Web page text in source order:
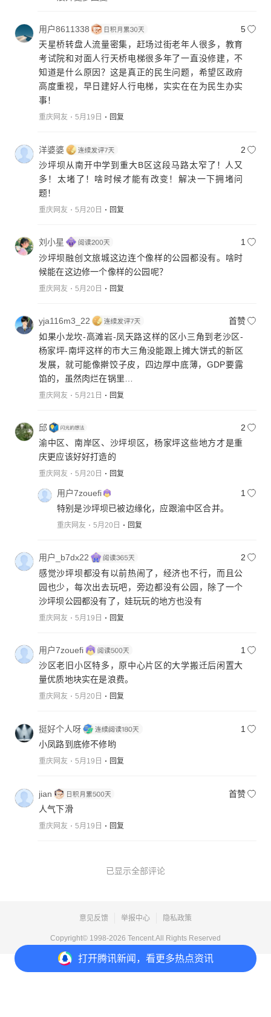
打开腾讯新闻，看更多热点资讯
用户8611338
5
天星桥转盘人流量密集，赶场过街老年人很多，教育
考试院和对面人行天桥电梯很多年了一直没修建，不
知道是什么原因？这是真正的民生问题，希望区政府
高度重视，早日建好人行电梯，实实在在为民生办实
事！
重庆网友 5月19日 回复
洋婆婆
2
沙坪坝从南开中学到重大B区这段马路太窄了！人又
多！太堵了！啥时候才能有改变！解决一下拥堵问
题！
重庆网友 5月20日 回复
刘小星
1
沙坪坝融创文旅城这边连个像样的公园都没有。啥时
候能在这边修一个像样的公园呢？
重庆网友 5月20日 回复
yja116m3_22
首赞
如果小龙坎-高滩岩-凤天路这样的区小三角到老沙区-
杨家坪-南坪这样的市大三角没能跟上摊大饼式的新区
发展，就可能像擀饺子皮，四边厚中底薄，GDP要露
馅的，虽然肉烂在锅里…
重庆网友 5月21日 回复
邱
2
渝中区、南岸区、沙坪坝区，杨家坪这些地方才是重
庆更应该好好打造的
重庆网友 5月20日 回复
用户7zouefi
1
特别是沙坪坝已被边缘化，应跟渝中区合并。
重庆网友 5月20日 回复
用户_b7dx22
2
感觉沙坪坝都没有以前热闹了，经济也不行，而且公
园也少，每次出去玩吧，旁边都没有公园，除了一个
沙坪坝公园都没有了，娃玩玩的地方也没有
重庆网友 5月19日 回复
用户7zouefi
1
沙区老旧小区特多，原中心片区的大学搬迁后闲置大
量优质地块实在是浪费。
重庆网友 5月20日 回复
挺好个人呀
1
小凤路到底修不修哟
重庆网友 5月19日 回复
jian
首赞
人气下滑
重庆网友 5月19日 回复
已显示全部评论
意见反馈 举报中心 隐私政策
Copyright© 1998-2026 Tencent.All Rights Reserved